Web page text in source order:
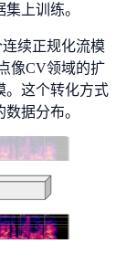
上训练。
续正规化流模
像CV领域的扩
。这个转化方式
据分布。